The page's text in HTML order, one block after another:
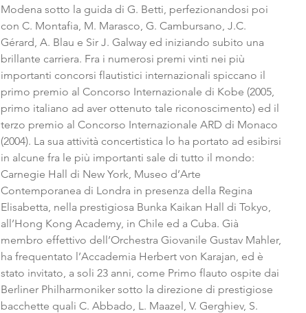
Modena sotto la guida di G. Betti, perfezionandosi poi
con C. Montafia, M. Marasco, G. Cambursano, J.C.
Gérard, A. Blau e Sir J. Galway ed iniziando subito una
brillante carriera. Fra i numerosi premi vinti nei più
importanti concorsi flautistici internazionali spiccano il
primo premio al Concorso Internazionale di Kobe (2005,
primo italiano ad aver ottenuto tale riconoscimento) ed il
terzo premio al Concorso Internazionale ARD di Monaco
(2004). La sua attività concertistica lo ha portato ad esibirsi
in alcune fra le più importanti sale di tutto il mondo:
Carnegie Hall di New York, Museo d’Arte
Contemporanea di Londra in presenza della Regina
Elisabetta, nella prestigiosa Bunka Kaikan Hall di Tokyo,
all’Hong Kong Academy, in Chile ed a Cuba. Già
membro effettivo dell’Orchestra Giovanile Gustav Mahler,
ha frequentato l’Accademia Herbert von Karajan, ed è
stato invitato, a soli 23 anni, come Primo flauto ospite dai
Berliner Philharmoniker sotto la direzione di prestigiose
bacchette quali C. Abbado, L. Maazel, V. Gerghiev, S.